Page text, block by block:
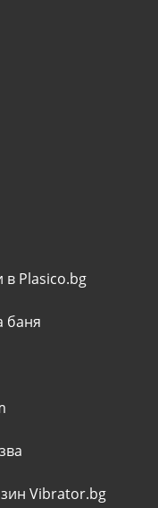
в Plasico.bg
баня
Vibrator.bg